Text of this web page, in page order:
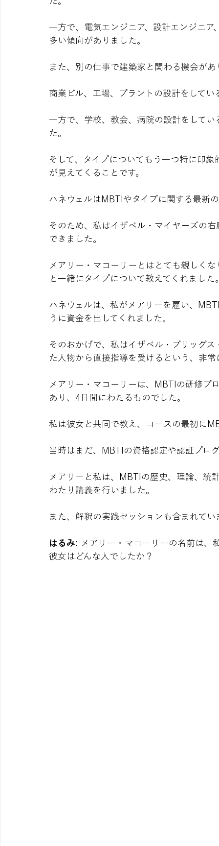
一方で、電気エンジニア、設計エンジニ
多い傾向がありました。
また、別の仕事で建築家と関わる機会があ
商業ビル、工場、プラントの設計をして
一方で、学校、教会、病院の設計をして
た。
そして、タイプについてもう一つ特に印
が見えてくることです。
ハネウェルはMBTIやタイプに関する最新
そのため、私はイザベル・マイヤーズの
できました。
メアリー・マコーリーとはとても親しく
と一緒にタイプについて教えてくれました
ハネウェルは、私がメアリーを雇い、
うに資金を出してくれました。
そのおかげで、私はイザベル・ブリッグ
た人物から直接指導を受けるという、非
メアリー・マコーリーは、MBTIの研修プ
あり、4日間にわたるものでした。
私は彼女と共同で教え、コースの最初に
当時はまだ、MBTIの資格認定や認証プロ
メアリーと私は、MBTIの歴史、理論、統
わたり講義を行いました。
また、解釈の実践セッションも含まれてい
はるみ: メアリー・マコーリーの名前は、
彼女はどんな人でしたか？